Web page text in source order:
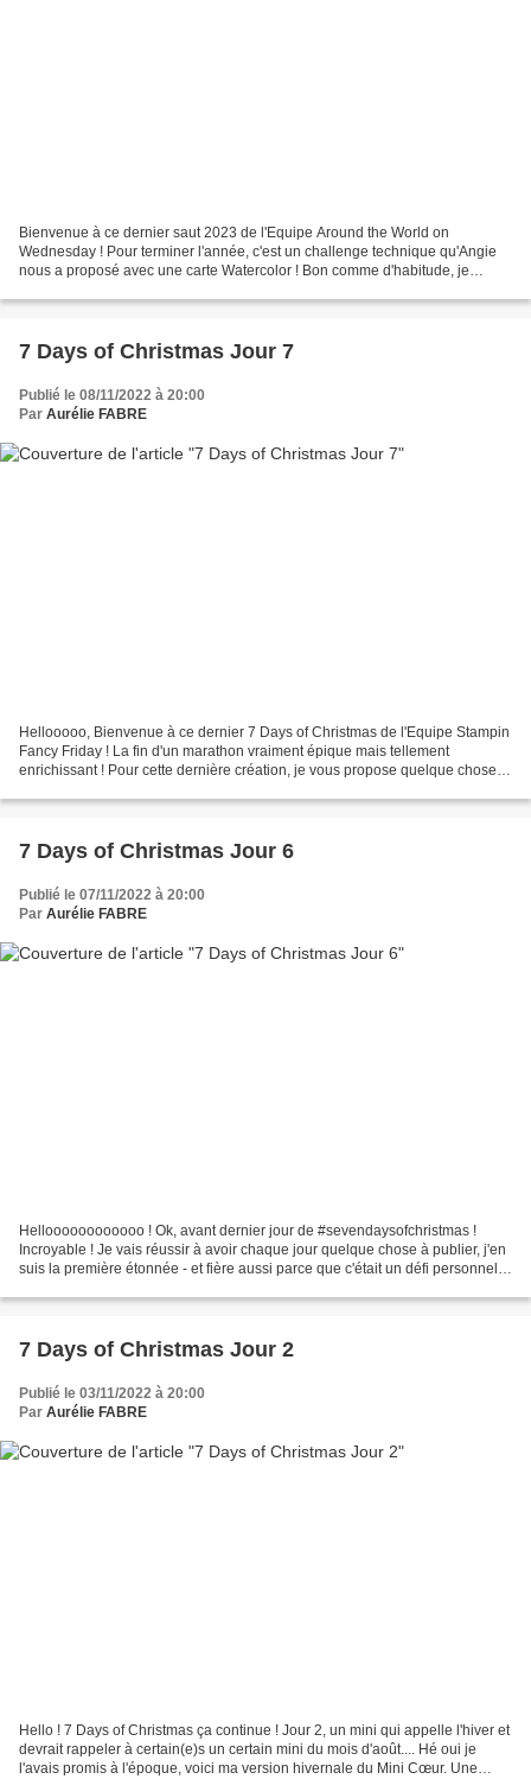
Bienvenue à ce dernier saut 2023 de l'Equipe Around the World on
Wednesday ! Pour terminer l'année, c'est un challenge technique qu'Angie
nous a proposé avec une carte Watercolor ! Bon comme d'habitude, je
7 Days of Christmas Jour 7
Publié le 08/11/2022 à 20:00
Par Aurélie FABRE
Hellooooo, Bienvenue à ce dernier 7 Days of Christmas de l'Equipe Stampin
Fancy Friday ! La fin d'un marathon vraiment épique mais tellement
enrichissant ! Pour cette dernière création, je vous propose quelque chose
7 Days of Christmas Jour 6
Publié le 07/11/2022 à 20:00
Par Aurélie FABRE
Helloooooooooooo ! Ok, avant dernier jour de #sevendaysofchristmas !
Incroyable ! Je vais réussir à avoir chaque jour quelque chose à publier, j'en
suis la première étonnée - et fière aussi parce que c'était un défi personnel
7 Days of Christmas Jour 2
Publié le 03/11/2022 à 20:00
Par Aurélie FABRE
Hello ! 7 Days of Christmas ça continue ! Jour 2, un mini qui appelle l'hiver et
devrait rappeler à certain(e)s un certain mini du mois d'août.... Hé oui je
l'avais promis à l'époque, voici ma version hivernale du Mini Cœur. Une